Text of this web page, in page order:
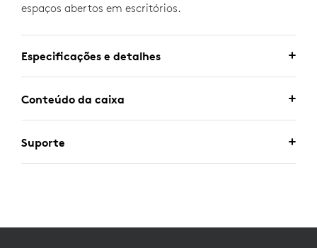
espaços abertos em escritórios.
Especificações e detalhes
Conteúdo da caixa
Suporte